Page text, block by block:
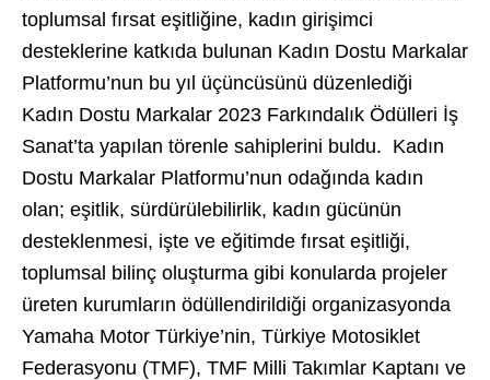
toplumsal fırsat eşitliğine, kadın girişimci
desteklerine katkıda bulunan Kadın Dostu Markalar
Platformu’nun bu yıl üçüncüsünü düzenlediği
Kadın Dostu Markalar 2023 Farkındalık Ödülleri İş
Sanat’ta yapılan törenle sahiplerini buldu. Kadın
Dostu Markalar Platformu’nun odağında kadın
olan; eşitlik, sürdürülebilirlik, kadın gücünün
desteklenmesi, işte ve eğitimde fırsat eşitliği,
toplumsal bilinç oluşturma gibi konularda projeler
üreten kurumların ödüllendirildiği organizasyonda
Yamaha Motor Türkiye’nin, Türkiye Motosiklet
Federasyonu (TMF), TMF Milli Takımlar Kaptanı ve